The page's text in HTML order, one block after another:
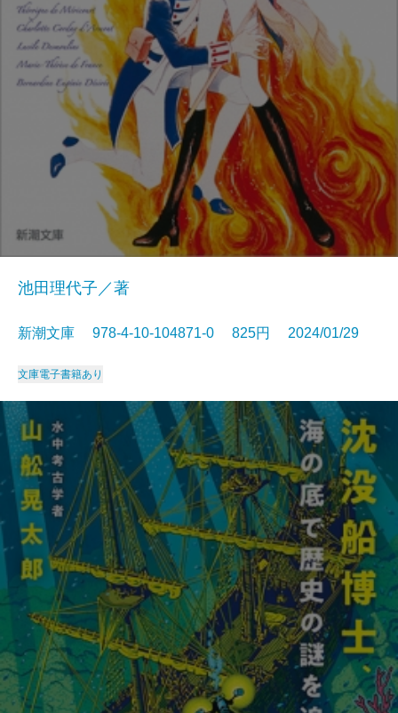
池田理代子／著
新潮文庫 978-4-10-104871-0 825円 2024/01/29
文庫電子書籍あり